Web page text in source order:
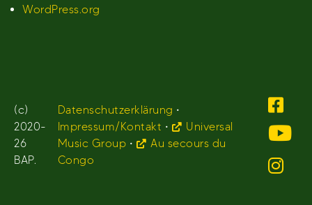
WordPress.org
(c)
2020-
26
BAP.
Datenschutzerklärung •
Impressum/Kontakt •
Universal
Music Group •
Au secours du
Congo